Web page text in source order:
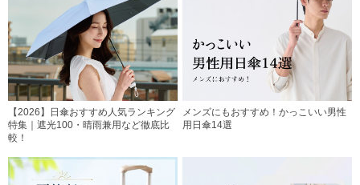
【2026】日傘おすすめ人気ランキング
特集｜遮光100・晴雨兼用など徹底比
較！
メンズにもおすすめ！かっこいい男性
用日傘14選